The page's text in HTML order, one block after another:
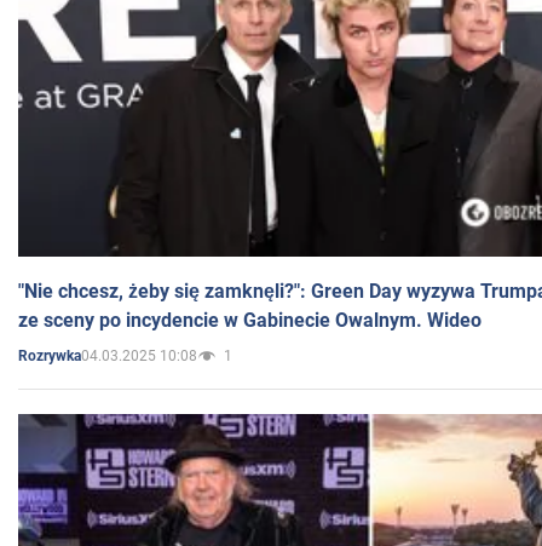
"Nie chcesz, żeby się zamknęli?": Green Day wyzywa
ze sceny po incydencie w Gabinecie Owalnym. Wideo
Rozrywka04.03.2025 10:08 1